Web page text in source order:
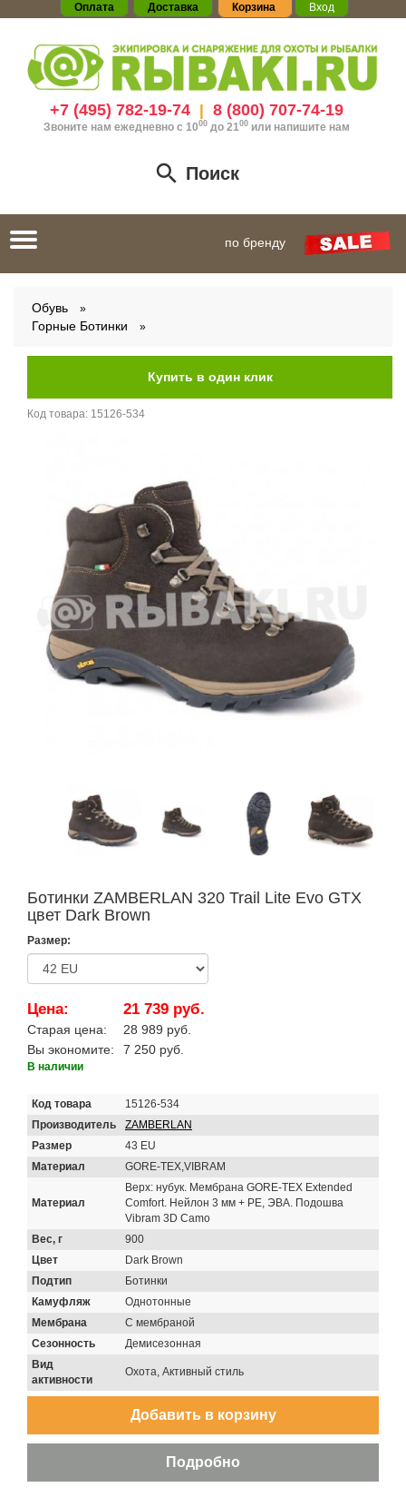
Оплата Доставка Корзина Вход
+7 (495) 782-19-74| 8 (800) 707-74-19
Звоните нам ежедневно с 1000до 21 00 или напишите нам
Поиск
Toggle
navigation
по бренду
Обувь
Горные Ботинки
Код товара: 15126-534
Ботинки ZAMBERLAN 320 Trail Lite Evo GTX
цвет Dark Brown
Размер:
Цена: 21 739 руб.
Старая цена:
28 989 руб.
Вы экономите:
7 250 руб.
В наличии
Код товара
15126-534
Производитель
ZAMBERLAN
Размер
43 EU
Материал
GORE-TEX,VIBRAM
Материал
Верх: нубук. Мембрана GORE-TEX Extended
Comfort. Нейлон 3 мм + PE, ЭВА. Подошва
Vibram 3D Camo
Вес, г
900
Цвет
Dark Brown
Подтип
Ботинки
Камуфляж
Однотонные
Мембрана
С мембраной
Сезонность
Демисезонная
Вид
активности
Охота, Активный стиль